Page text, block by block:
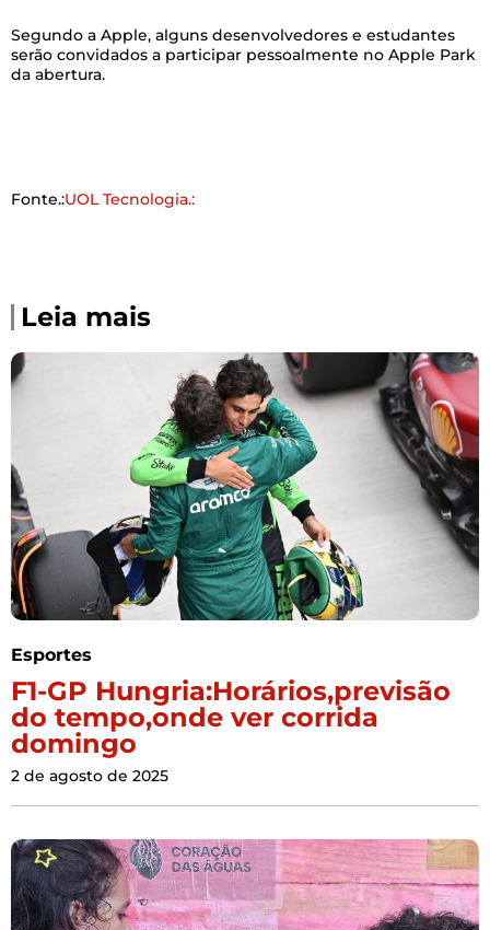
Segundo a Apple, alguns desenvolvedores e estudantes
serão convidados a participar pessoalmente no Apple Park
da abertura.
Fonte.:UOL Tecnologia.:
Leia mais
Esportes
F1-GP Hungria:Horários,previsão
do tempo,onde ver corrida
domingo
2 de agosto de 2025